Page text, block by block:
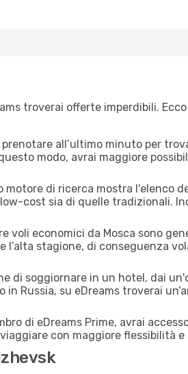
troverai offerte imperdibili.
all’ultimo minuto per
modo, avrai maggiore
di ricerca mostra l'elenco
cost sia di quelle tradizionali.
voli economici da Mosca sono
stagione, di conseguenza
di soggiornare in un hotel, dai
Russia, su eDreams troverai
di eDreams Prime, avrai
con maggiore flessibilità